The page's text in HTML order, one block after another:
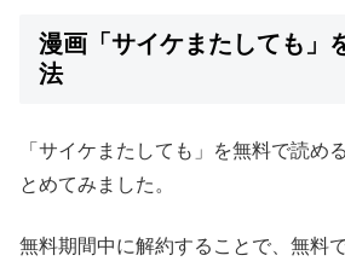
漫画「サイケまたしても」
法
「サイケまたしても」を無料で読め
とめてみました。
無料期間中に解約することで、無料